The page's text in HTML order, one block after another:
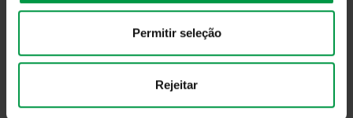
Permitir seleção
Rejeitar
O valor das UPs ao dia de referência são atualizados
diariamente, com exceção de sábados e domingos
período no qual não existe atualização de valores.
uma das medidas de Rendibilidade e Risco tendo
como referência o valor da UP no dia